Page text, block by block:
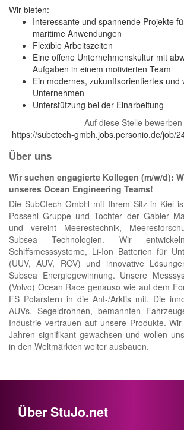
Wir bieten:
Interessante und spannende Projekte
maritime Anwendungen
Flexible Arbeitszeiten
Eine offene Unternehmenskultur mit
Aufgaben in einem motivierten Team
Ein modernes, zukunftsorientiertes und
Unternehmen
Unterstützung bei der Einarbeitung
Auf diese Stelle bewerben
https://subctech-gmbh.jobs.personio.de/job/
Über uns
Wir suchen engagierte Kollegen (m/w/d):
unseres Ocean Engineering Teams!
Die SubCtech GmbH mit Ihrem Sitz in Kiel
Possehl Gruppe und Tochter der Gabler
und vereint Meerestechnik,
Subsea Technologien. Wir
Schiffsmesssysteme, Li-Ion Batterien für
(UUV, AUV, ROV) und innovative
Subsea Energiegewinnung. Unsere
(Volvo) Ocean Race genauso wie auf dem
FS Polarstern in die Ant-/Arktis mit. Die
AUVs, Segeldrohnen, bemannten
Industrie vertrauen auf unsere Produkte.
Jahren signifikant gewachsen und wollen
in den Weltmärkten weiter ausbauen.
Über StuJo.net